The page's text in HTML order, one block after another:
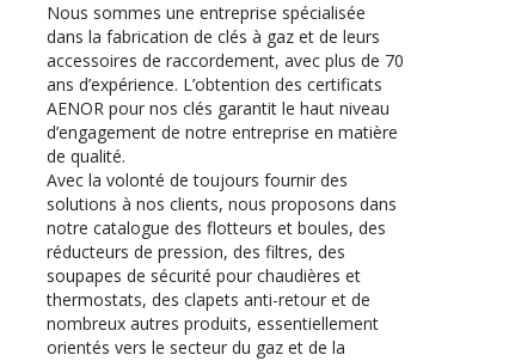
Nous sommes une entreprise spécialisée
dans la fabrication de clés à gaz et de leurs
accessoires de raccordement, avec plus de 70
ans d’expérience. L’obtention des certificats
AENOR pour nos clés garantit le haut niveau
d’engagement de notre entreprise en matière
de qualité.
Avec la volonté de toujours fournir des
solutions à nos clients, nous proposons dans
notre catalogue des flotteurs et boules, des
réducteurs de pression, des filtres, des
soupapes de sécurité pour chaudières et
thermostats, des clapets anti-retour et de
nombreux autres produits, essentiellement
orientés vers le secteur du gaz et de la